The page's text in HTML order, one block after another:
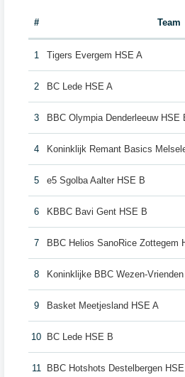
# Team
1 Tigers Evergem HSE A
2 BC Lede HSE A
3 BBC Olympia Denderleeuw HSE
4 Koninklijk Remant Basics
5 e5 Sgolba Aalter HSE B
6 KBBC Bavi Gent HSE B
7 BBC Helios SanoRice Zottegem
8 Koninklijke BBC Wezen-
9 Basket Meetjesland HSE A
10 BC Lede HSE B
11 BBC Hotshots Destelbergen